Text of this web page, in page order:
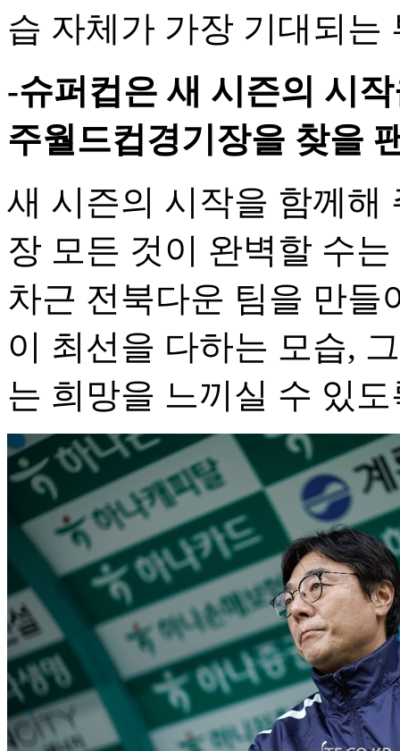
습 자체가 가장 기대되는
-슈퍼컵은 새 시즌의 시
주월드컵경기장을 찾을
새 시즌의 시작을 함께해
장 모든 것이 완벽할 수
차근 전북다운 팀을 만들
이 최선을 다하는 모습,
는 희망을 느끼실 수 있